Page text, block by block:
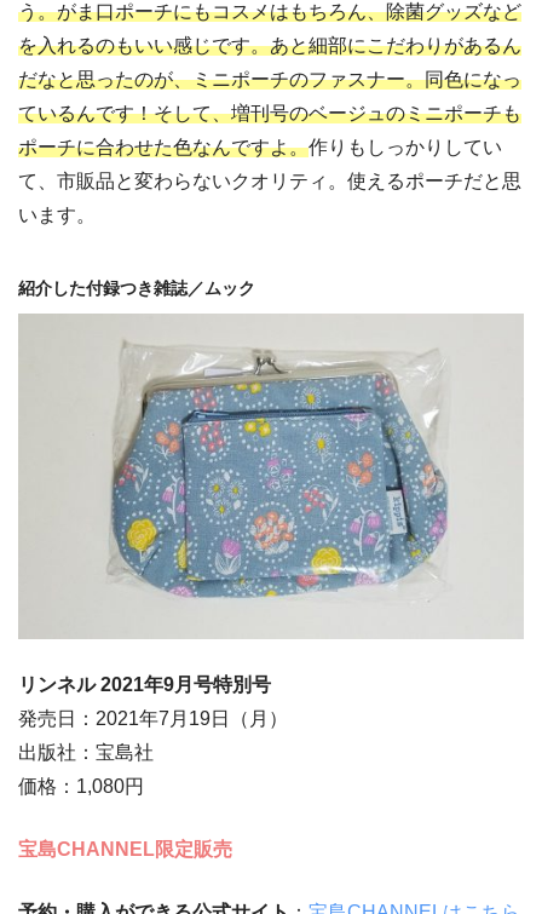
う。がま口ポーチにもコスメはもちろん、除菌グッズなど
を入れるのもいい感じです。あと細部にこだわりがあるん
だなと思ったのが、ミニポーチのファスナー。同色になっ
ているんです！そして、増刊号のベージュのミニポーチも
ポーチに合わせた色なんですよ。作りもしっかりしてい
て、市販品と変わらないクオリティ。使えるポーチだと思
います。
紹介した付録つき雑誌／ムック
リンネル 2021年9月号特別号
発売日：2021年7月19日（月）
出版社：宝島社
価格：1,080円
宝島CHANNEL限定販売